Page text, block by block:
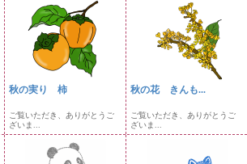
秋の実り 柿
ご覧いただき、ありがとうご
ざいま...
秋の花 きんも...
ご覧いただき、ありがとうご
ざいま...